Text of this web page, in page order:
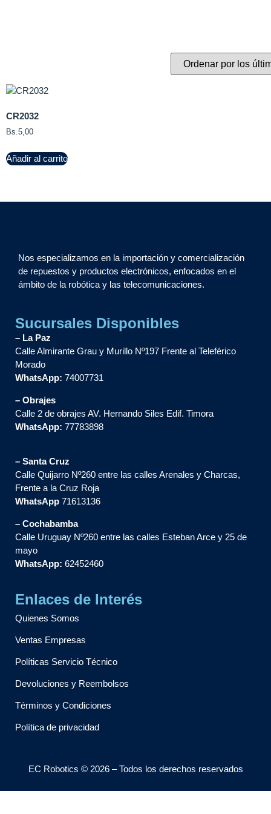
CR2032
Bs.5,00
Añadir al carrito
Nos especializamos en la importación y comercialización
de repuestos y productos electrónicos, enfocados en el
ámbito de la robótica y las telecomunicaciones.
Sucursales Disponibles
– La Paz
Calle Almirante Grau y Murillo Nº197 Frente al Teleférico
Morado
WhatsApp: 74007731
– Obrajes
Calle 2 de obrajes AV. Hernando Siles Edif. Timora
WhatsApp: 77783898
– Santa Cruz
Calle Quijarro Nº260 entre las calles Arenales y Charcas,
Frente a la Cruz Roja
WhatsApp 71613136
– Cochabamba
Calle Uruguay Nº260 entre las calles Esteban Arce y 25 de
mayo
WhatsApp: 62452460
Enlaces de Interés
Quienes Somos
Ventas Empresas
Políticas Servicio Técnico
Devoluciones y Reembolsos
Términos y Condiciones
Política de privacidad
EC Robotics © 2026 – Todos los derechos reservados